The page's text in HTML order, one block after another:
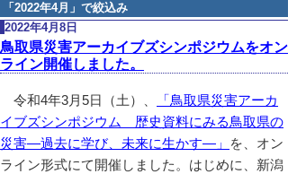
「 2022年4月 」で絞込み
2022年4月8日
鳥取県災害アーカイブズシンポジウムをオン
ライン開催しました。
令和4年3月5日（土）、
「鳥取県災害アーカ
イブズシンポジウム 歴史資料にみる鳥取県の
災害―過去に学び、未来に生かす―」
を、オン
ライン形式にて開催しました。はじめに、新潟